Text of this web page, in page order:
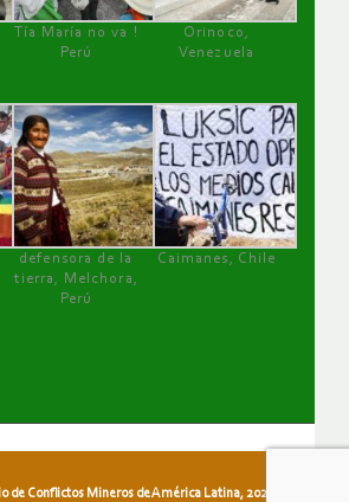
Tía María no va !
Perú
Orinoco,
Venezuela
defensora de la
tierra, Melchora,
Perú
Caimanes, Chile
de Conflictos Mineros de América Latina, 2026